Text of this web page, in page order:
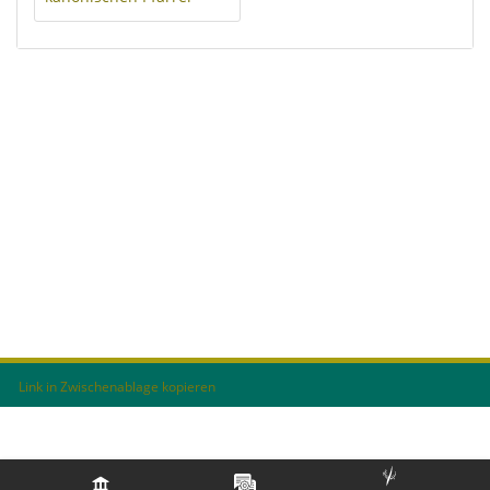
Link in Zwischenablage kopieren
Impressum
Nutzungsvereinbarung